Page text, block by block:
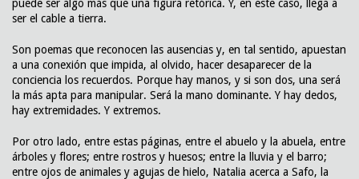
puede ser algo más que una figura retórica. Y, en este caso, llega a
ser el cable a tierra.
Son poemas que reconocen las ausencias y, en tal sentido, apuestan
a una conexión que impida, al olvido, hacer desaparecer de la
conciencia los recuerdos. Porque hay manos, y si son dos, una será
la más apta para manipular. Será la mano dominante. Y hay dedos,
hay extremidades. Y extremos.
Por otro lado, entre estas páginas, entre el abuelo y la abuela, entre
árboles y flores; entre rostros y huesos; entre la lluvia y el barro;
entre ojos de animales y agujas de hielo, Natalia acerca a Safo, la